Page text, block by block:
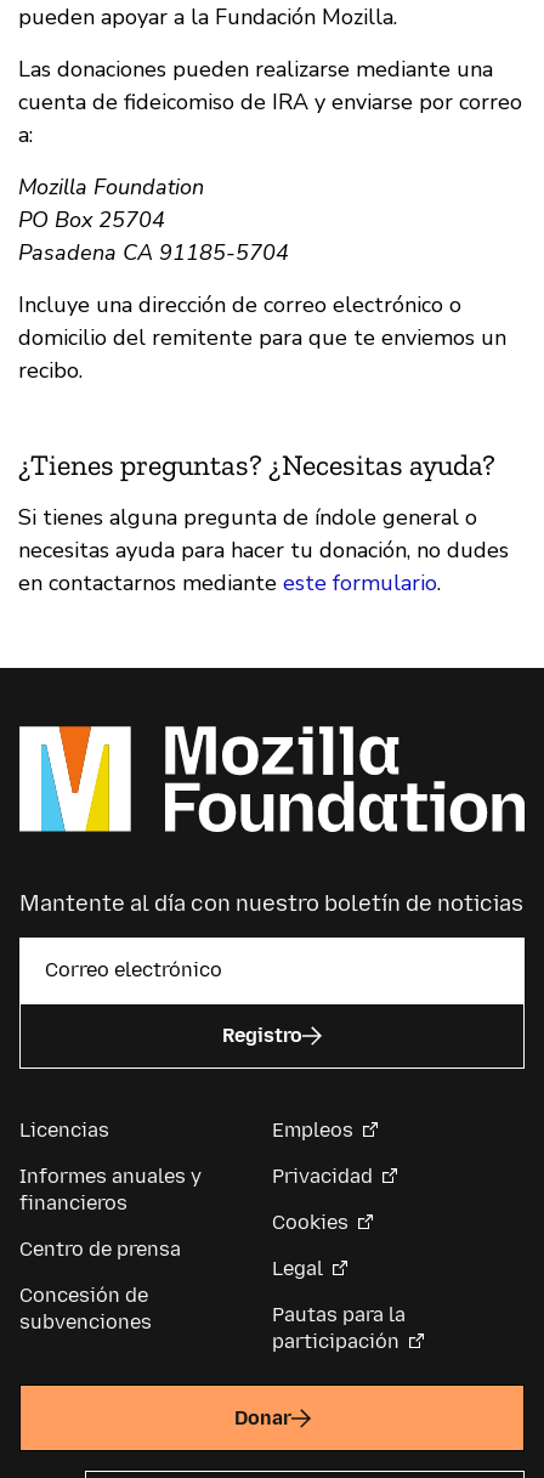
pueden apoyar a la Fundación Mozilla.
Las donaciones pueden realizarse mediante una
cuenta de fideicomiso de IRA y enviarse por correo
a:
Mozilla Foundation
PO Box 25704
Pasadena CA 91185-5704
Incluye una dirección de correo electrónico o
domicilio del remitente para que te enviemos un
recibo.
¿Tienes preguntas? ¿Necesitas ayuda?
Si tienes alguna pregunta de índole general o
necesitas ayuda para hacer tu donación, no dudes
en contactarnos mediante este formulario.
Mantente al día con nuestro boletín de noticias
Registro
Licencias
Informes anuales y
financieros
Centro de prensa
Concesión de
subvenciones
Empleos
Privacidad
Cookies
Legal
Pautas para la
participación
Donar